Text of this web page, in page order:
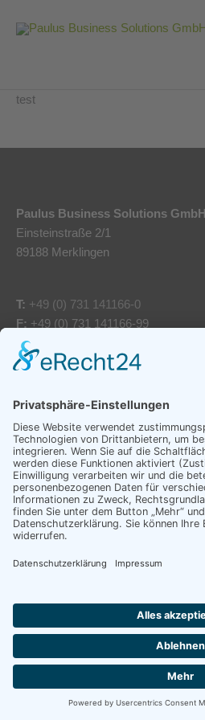
test
Paulus Business Solutions GmbH
Einsteinstraße 2/1
89188 Merklingen
T: +49 (0) 731 141166-0
F: +49 (0) 731 141166-99
info@pbs-ulm.de
Impressum
Datenschutzerklärung
Cookie-Einstellungen